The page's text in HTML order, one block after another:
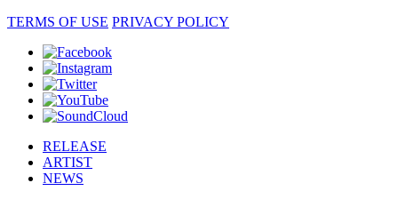
TERMS OF USE PRIVACY POLICY
RELEASE
ARTIST
NEWS